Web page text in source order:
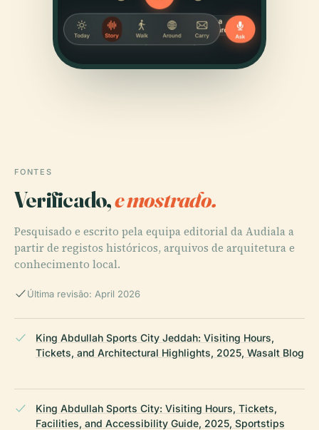
FONTES
Verificado,e mostrado.
Pesquisado e escrito pela equipa editorial da Audiala a
partir de registos históricos, arquivos de arquitetura e
conhecimento local.
Última revisão: April 2026
King Abdullah Sports City Jeddah: Visiting Hours,
Tickets, and Architectural Highlights, 2025, Wasalt Blog
King Abdullah Sports City: Visiting Hours, Tickets,
Facilities, and Accessibility Guide, 2025, Sportstips